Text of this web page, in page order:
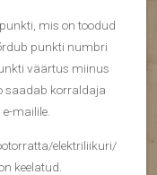
mis on toodud
punkti numbri
väärtus miinus
saadab korraldaja
mailile.
elektriliikuri/
keelatud.